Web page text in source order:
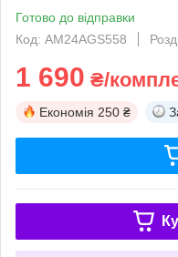
Готово до відправки
Код: AM24AGS558
1 690 ₴/
Економія 250 ₴